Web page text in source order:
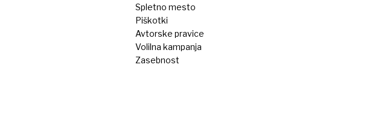
Spletno mesto
Piškotki
Avtorske pravice
Volilna kampanja
Zasebnost